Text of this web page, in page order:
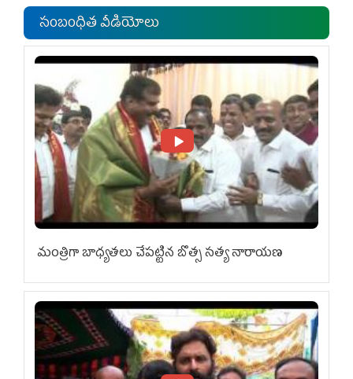
సంబంధిత వీడియోలు
మంత్రిగా బాధ్యతలు చేపట్టిన బొత్స సత్య నారాయణ